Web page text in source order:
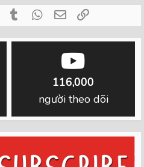
PinterestTumblrWhatsApp
Email
116,000
người theo dõi